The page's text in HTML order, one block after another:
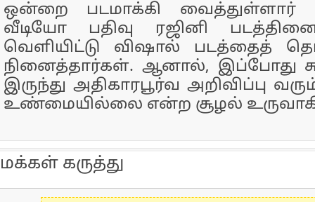
ஒன்றை படமாக்கி வைத்துள்ளார்
வீடியோ பதிவு ரஜினி படத்தினை
வெளியிட்டு விஷால் படத்தைத்
நினைத்தார்கள். ஆனால், இப்போது
இருந்து அதிகாரபூர்வ அறிவிப்பு
உண்மையில்லை என்ற சூழல் உருவாகி
மக்கள் கருத்து